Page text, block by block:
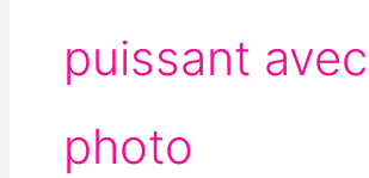
puissant avec
photo